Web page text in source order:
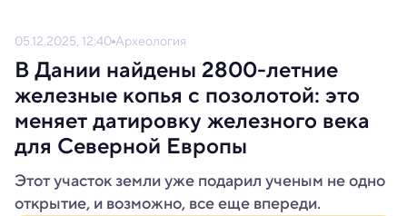
05.12.2025, 12:40 Археология
В Дании найдены 2800-летние
железные копья с позолотой: это
меняет датировку железного века
для Северной Европы
Этот участок земли уже подарил ученым не одно
открытие, и возможно, все еще впереди.